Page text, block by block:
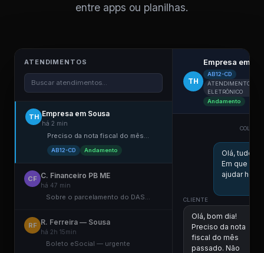
entre apps ou planilhas.
ATENDIMENTOS
Buscar atendimentos...
TH Empresa em Sousa
há 2 min
Preciso da nota fiscal do mês...
AB12-CD Andamento
CF C. Financeiro PB ME
há 47 min
Sobre o parcelamento do DAS...
RF R. Ferreira — Sousa
há 2h 15min
Boleto eSocial — urgente
TH
Empresa em
AB12-CD
ATENDIMENTO
ELETRÔNICO
Andamento
Olá, tudo
Em que
ajudar hoje?
CLIENTE
Olá, bom dia!
Preciso da nota
fiscal do mês
passado. Não